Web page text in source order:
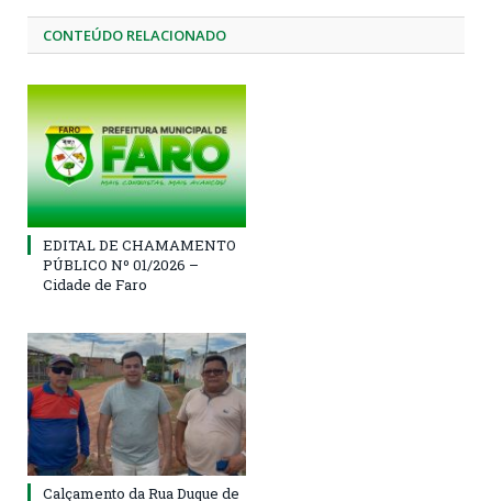
CONTEÚDO RELACIONADO
EDITAL DE CHAMAMENTO
PÚBLICO Nº 01/2026 –
Cidade de Faro
Calçamento da Rua Duque de